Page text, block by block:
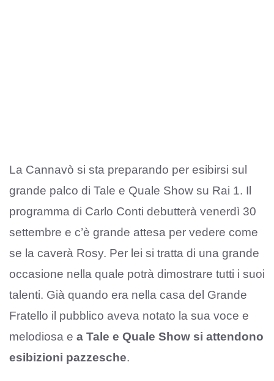
La Cannavò si sta preparando per esibirsi sul
grande palco di Tale e Quale Show su Rai 1. Il
programma di Carlo Conti debutterà venerdì 30
settembre e c’è grande attesa per vedere come
se la caverà Rosy. Per lei si tratta di una grande
occasione nella quale potrà dimostrare tutti i suoi
talenti. Già quando era nella casa del Grande
Fratello il pubblico aveva notato la sua voce e
melodiosa e a Tale e Quale Show si attendono
esibizioni pazzesche.